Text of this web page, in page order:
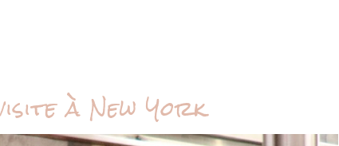
à New York